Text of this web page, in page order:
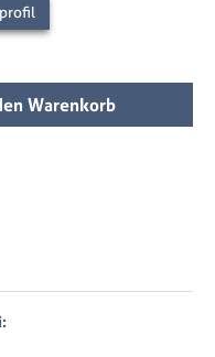
gewünschten
Warenkorb